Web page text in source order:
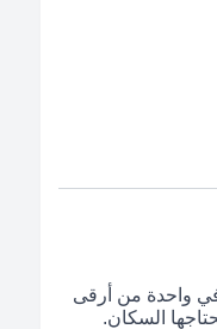
واحدة من أرقى
السكان.